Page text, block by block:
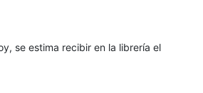
se estima recibir en la librería el